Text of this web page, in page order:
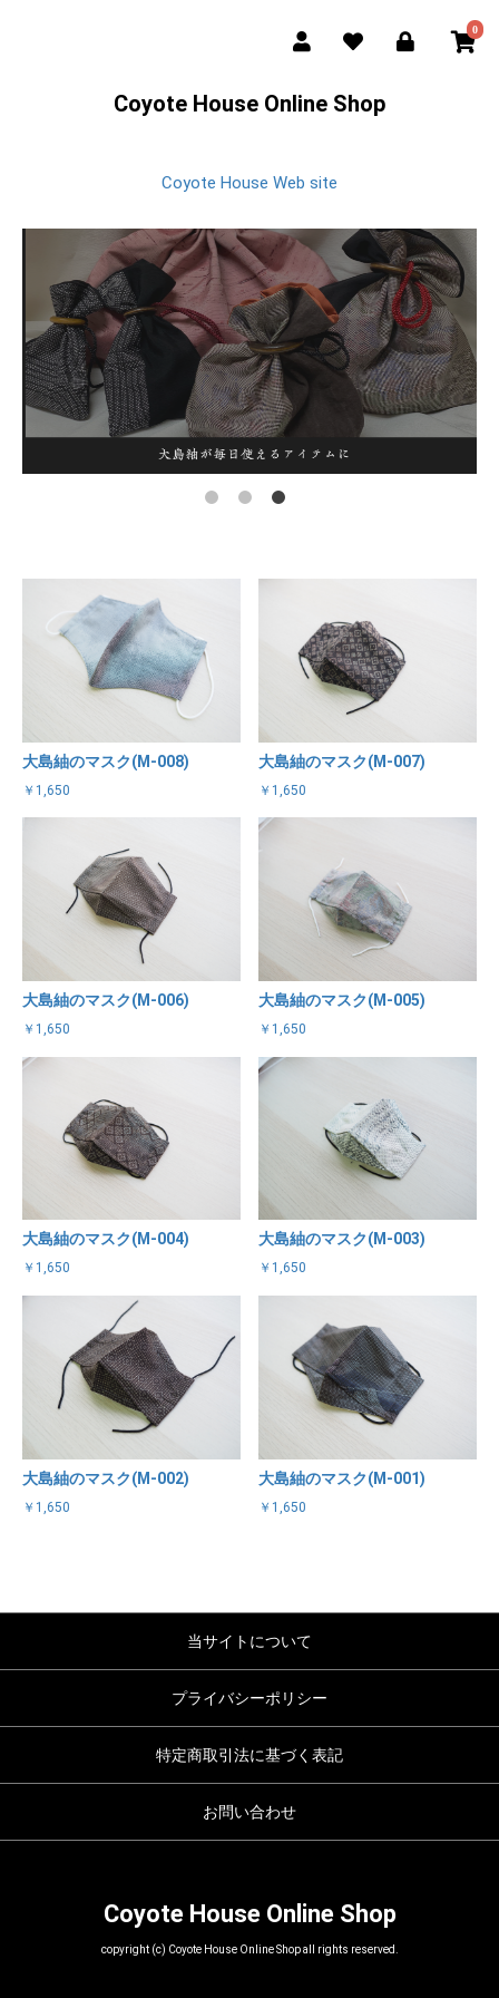
0
Coyote House Online Shop
Coyote House Web site
大島紬のマスク(M-008)
￥1,650
大島紬のマスク(M-007)
￥1,650
大島紬のマスク(M-006)
￥1,650
大島紬のマスク(M-005)
￥1,650
大島紬のマスク(M-004)
￥1,650
大島紬のマスク(M-003)
￥1,650
大島紬のマスク(M-002)
￥1,650
大島紬のマスク(M-001)
￥1,650
当サイトについて
プライバシーポリシー
特定商取引法に基づく表記
お問い合わせ
Coyote House Online Shop
copyright (c) Coyote House Online Shop all rights reserved.